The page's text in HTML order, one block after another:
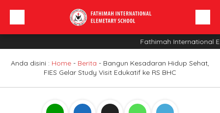
Profil Sekolah
Fathimah International
Anda disini : Home - Berita - Bangun Kesadaran Hidup Sehat,
FIES Gelar Study Visit Edukatif ke RS BHC